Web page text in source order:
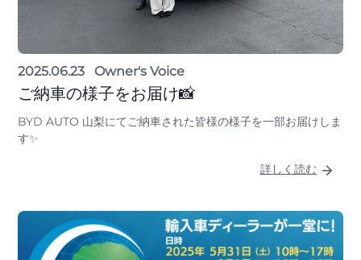
2025.06.23 Owner's Voice
ご納車の様子をお届け📸
BYD AUTO 山梨にてご納車された皆様の様子を一部お届けしま
す✨
詳しく読む